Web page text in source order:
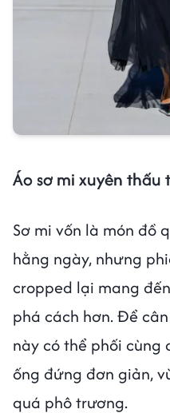
Áo sơ mi xuyên thấu
Sơ mi vốn là món đồ
hằng ngày, nhưng
cropped lại mang
phá cách hơn. Để
này có thể phối cùng
ống đứng đơn giản,
quá phô trương.